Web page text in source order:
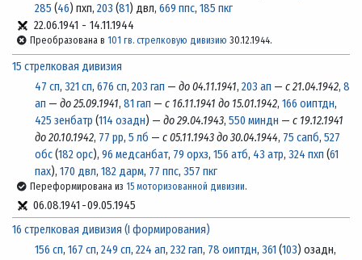
285 (46) пхп, 203 (81) двл, 669 ппс, 185 пкг
22.06.1941 - 14.11.1944
Преобразована в 101 гв. стрелковую дивизию 30.12.1944.
15 стрелковая дивизия
47 сп, 321 сп, 676 сп, 203 гап — до 04.11.1941, 203 ап — с 21.04.1942, 8
ап — до 25.09.1941, 81 гап — с 16.11.1941 до 15.01.1942, 166 оиптдн,
425 зенбатр (114 озадн) — до 29.04.1943, 550 миндн — с 19.12.1941
до 20.10.1942, 77 рр, 5 лб — с 05.11.1943 до 30.04.1944, 75 сапб, 527
обс(182 орс), 96 медсанбат, 79 орхз, 156 атб, 43 атр, 324 пхп (61
пах), 170 двл, 182 дарм, 77 ппс, 357 пкг
Переформирована из 15 моторизованной дивизии.
06.08.1941 -09.05.1945
16 стрелковая дивизия (I формирования)
156 сп, 167 сп, 249 сп, 224 ап, 232 гап, 78 оиптдн, 361 (103) озадн,